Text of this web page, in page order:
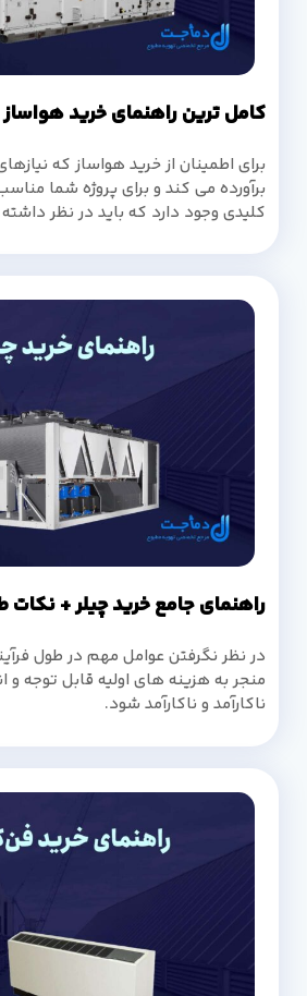
کامل ترین راهنمای خرید هواساز + 8 نکته
برای اطمینان از خرید هواساز که
برآورده می کند و برای پروژه شما
کلیدی وجود دارد که باید در نظر
راهنمای جامع خرید چیلر + نکات
در نظر نگرفتن عوامل مهم در طول
منجر به هزینه های اولیه قابل توجه و
ناکارآمد و ناکارآمد شود.